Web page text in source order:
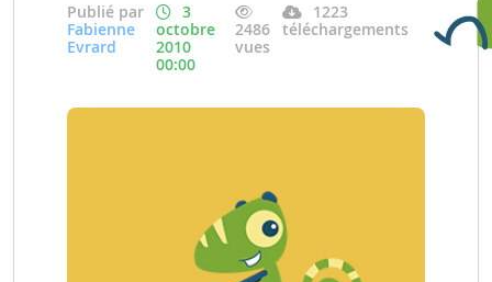
Publié par
Fabienne
Evrard
3
octobre
2010
00:00
2486
vues
1223
téléchargements